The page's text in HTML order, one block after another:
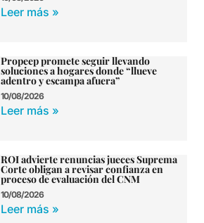
Leer más »
Propeep promete seguir llevando
soluciones a hogares donde “llueve
adentro y escampa afuera”
10/08/2026
Leer más »
ROI advierte renuncias jueces Suprema
Corte obligan a revisar confianza en
proceso de evaluación del CNM
10/08/2026
Leer más »